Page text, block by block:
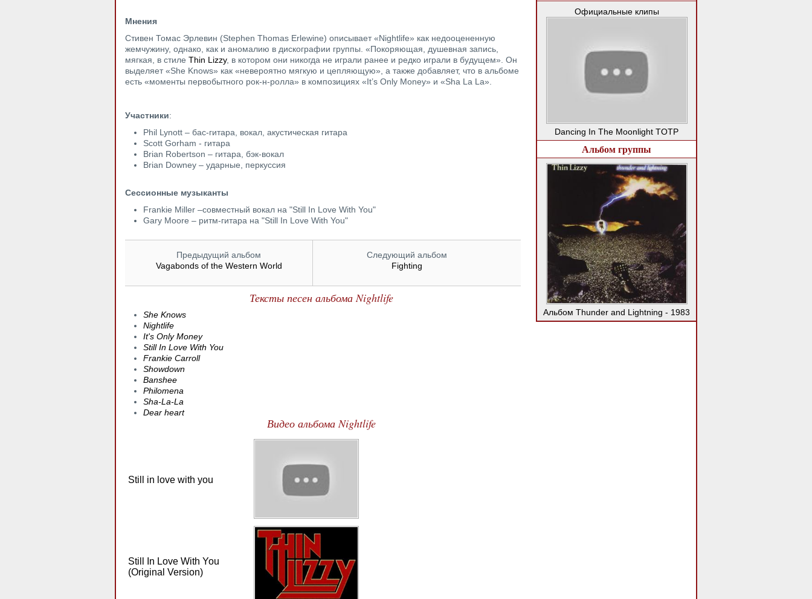
Мнения
Стивен Томас Эрлевин (Stephen Thomas Erlewine) описывает «Nightlife» как недооцененную
жемчужину, однако, как и аномалию в дискографии группы. «Покоряющая, душевная запись,
мягкая, в стиле Thin Lizzy, в котором они никогда не играли ранее и редко играли в будущем». Он
выделяет «She Knows» как «невероятно мягкую и цепляющую», а также добавляет, что в альбоме
есть «моменты первобытного рок-н-ролла» в композициях «It’s Only Money» и «Sha La La».
Участники:
Phil Lynott – бас-гитара, вокал, акустическая гитара
Scott Gorham - гитара
Brian Robertson – гитара, бэк-вокал
Brian Downey – ударные, перкуссия
Сессионные музыканты
Frankie Miller –совместный вокал на "Still In Love With You"
Gary Moore – ритм-гитара на "Still In Love With You"
Предыдущий альбом
Vagabonds of the Western World
Следующий альбом
Fighting
Тексты песен альбома Nightlife
She Knows
Nightlife
It's Only Money
Still In Love With You
Frankie Carroll
Showdown
Banshee
Philomena
Sha-La-La
Dear heart
Видео альбома Nightlife
Still in love with you
Still In Love With You
(Original Version)
Официальные клипы
Dancing In The Moonlight TOTP
Альбом группы
Альбом Thunder and Lightning - 1983